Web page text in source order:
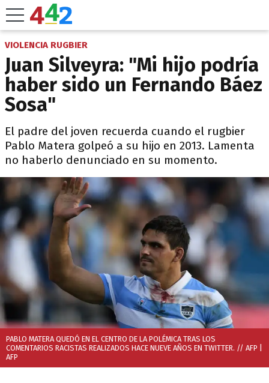
VIOLENCIA RUGBIER
Juan Silveyra: "Mi hijo podría
haber sido un Fernando Báez
Sosa"
El padre del joven recuerda cuando el rugbier
Pablo Matera golpeó a su hijo en 2013. Lamenta
no haberlo denunciado en su momento.
PABLO MATERA QUEDÓ EN EL CENTRO DE LA POLÉMICA TRAS LOS
COMENTARIOS RACISTAS REALIZADOS HACE NUEVE AÑOS EN TWITTER. // AFP
AFP